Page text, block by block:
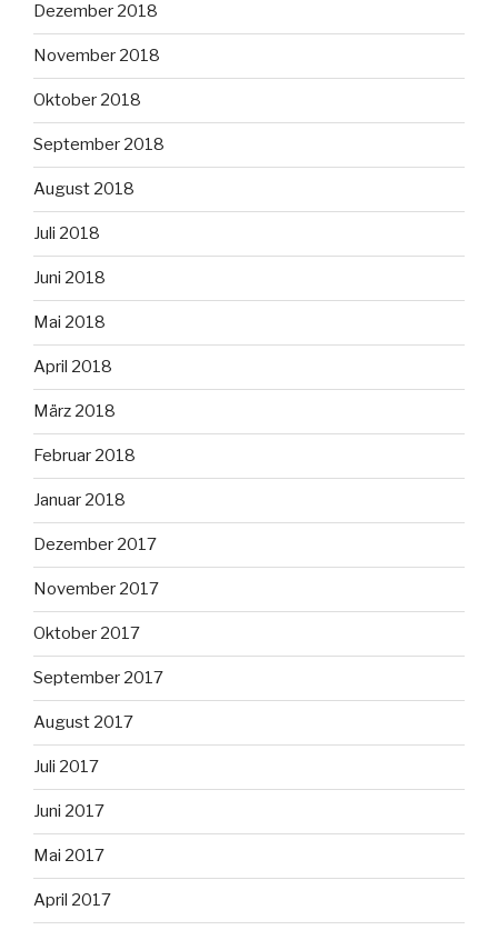
Dezember 2018
November 2018
Oktober 2018
September 2018
August 2018
Juli 2018
Juni 2018
Mai 2018
April 2018
März 2018
Februar 2018
Januar 2018
Dezember 2017
November 2017
Oktober 2017
September 2017
August 2017
Juli 2017
Juni 2017
Mai 2017
April 2017